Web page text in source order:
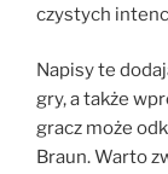
czystych
Napisy te
gry, a także
gracz może
Braun. Warto